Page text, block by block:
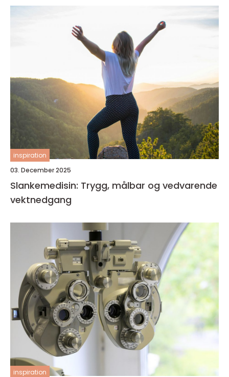
inspiration
03. December 2025
Slankemedisin: Trygg, målbar og vedvarende
vektnedgang
inspiration